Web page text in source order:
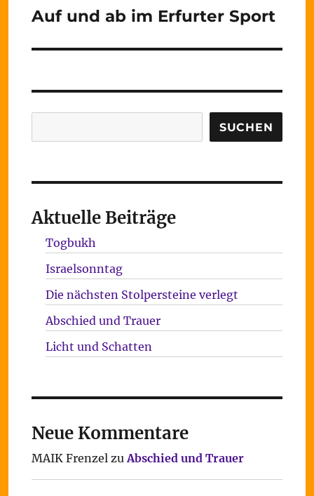
Nächster
Auf und ab im Erfurter Sport
SUCHEN
Aktuelle Beiträge
Togbukh
Israelsonntag
Die nächsten Stolpersteine verlegt
Abschied und Trauer
Licht und Schatten
Neue Kommentare
MAIK FrenzelzuAbschied und Trauer